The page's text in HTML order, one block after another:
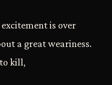
is over
a great weariness.
kill,